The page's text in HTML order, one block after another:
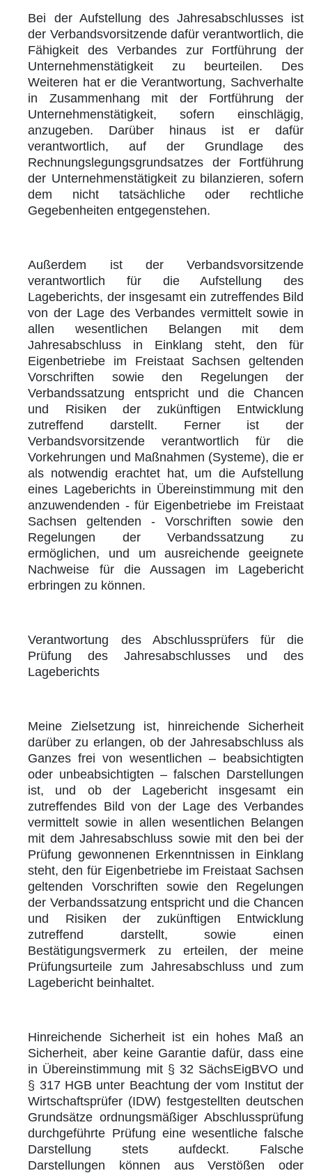
Bei der Aufstellung des Jahresabschlusses ist
der Verbandsvorsitzende dafür verantwortlich, die
Fähigkeit des Verbandes zur Fortführung der
Unternehmenstätigkeit zu beurteilen. Des
Weiteren hat er die Verantwortung, Sachverhalte
in Zusammenhang mit der Fortführung der
Unternehmenstätigkeit, sofern einschlägig,
anzugeben. Darüber hinaus ist er dafür
verantwortlich, auf der Grundlage des
Rechnungslegungsgrundsatzes der Fortführung
der Unternehmenstätigkeit zu bilanzieren, sofern
dem nicht tatsächliche oder rechtliche
Gegebenheiten entgegenstehen.
Außerdem ist der Verbandsvorsitzende
verantwortlich für die Aufstellung des
Lageberichts, der insgesamt ein zutreffendes Bild
von der Lage des Verbandes vermittelt sowie in
allen wesentlichen Belangen mit dem
Jahresabschluss in Einklang steht, den für
Eigenbetriebe im Freistaat Sachsen geltenden
Vorschriften sowie den Regelungen der
Verbandssatzung entspricht und die Chancen
und Risiken der zukünftigen Entwicklung
zutreffend darstellt. Ferner ist der
Verbandsvorsitzende verantwortlich für die
Vorkehrungen und Maßnahmen (Systeme), die er
als notwendig erachtet hat, um die Aufstellung
eines Lageberichts in Übereinstimmung mit den
anzuwendenden - für Eigenbetriebe im Freistaat
Sachsen geltenden - Vorschriften sowie den
Regelungen der Verbandssatzung zu
ermöglichen, und um ausreichende geeignete
Nachweise für die Aussagen im Lagebericht
erbringen zu können.
Verantwortung des Abschlussprüfers für die
Prüfung des Jahresabschlusses und des
Lageberichts
Meine Zielsetzung ist, hinreichende Sicherheit
darüber zu erlangen, ob der Jahresabschluss als
Ganzes frei von wesentlichen – beabsichtigten
oder unbeabsichtigten – falschen Darstellungen
ist, und ob der Lagebericht insgesamt ein
zutreffendes Bild von der Lage des Verbandes
vermittelt sowie in allen wesentlichen Belangen
mit dem Jahresabschluss sowie mit den bei der
Prüfung gewonnenen Erkenntnissen in Einklang
steht, den für Eigenbetriebe im Freistaat Sachsen
geltenden Vorschriften sowie den Regelungen
der Verbandssatzung entspricht und die Chancen
und Risiken der zukünftigen Entwicklung
zutreffend darstellt, sowie einen
Bestätigungsvermerk zu erteilen, der meine
Prüfungsurteile zum Jahresabschluss und zum
Lagebericht beinhaltet.
Hinreichende Sicherheit ist ein hohes Maß an
Sicherheit, aber keine Garantie dafür, dass eine
in Übereinstimmung mit § 32 SächsEigBVO und
§ 317 HGB unter Beachtung der vom Institut der
Wirtschaftsprüfer (IDW) festgestellten deutschen
Grundsätze ordnungsmäßiger Abschlussprüfung
durchgeführte Prüfung eine wesentliche falsche
Darstellung stets aufdeckt. Falsche
Darstellungen können aus Verstößen oder